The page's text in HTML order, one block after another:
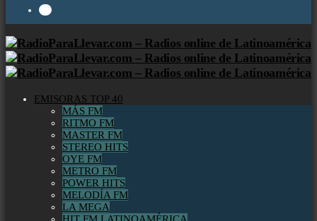
EMISORAS TOP 40
MÁS FM
RITMO FM
MASTER FM
STEREO HITS
OYE FM
METRO FM
POWER HITS
MELODÍA FM
LA MEGA